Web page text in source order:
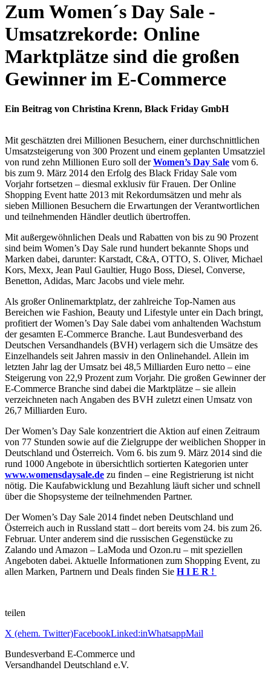
Zum Women´s Day Sale -
Umsatzrekorde: Online
Marktplätze sind die großen
Gewinner im E-Commerce
Ein Beitrag von Christina Krenn, Black Friday GmbH
Mit geschätzten drei Millionen Besuchern, einer durchschnittlichen
Umsatzsteigerung von 300 Prozent und einem geplanten Umsatzziel
von rund zehn Millionen Euro soll derWomen’s Day Sale vom 6.
bis zum 9. März 2014 den Erfolg des Black Friday Sale vom
Vorjahr fortsetzen – diesmal exklusiv für Frauen. Der Online
Shopping Event hatte 2013 mit Rekordumsätzen und mehr als
sieben Millionen Besuchern die Erwartungen der Verantwortlichen
und teilnehmenden Händler deutlich übertroffen.
Mit außergewöhnlichen Deals und Rabatten von bis zu 90 Prozent
sind beim Women’s Day Sale rund hundert bekannte Shops und
Marken dabei, darunter: Karstadt, C&A, OTTO, S. Oliver, Michael
Kors, Mexx, Jean Paul Gaultier, Hugo Boss, Diesel, Converse,
Benetton, Adidas, Marc Jacobs und viele mehr.
Als großer Onlinemarktplatz, der zahlreiche Top-Namen aus
Bereichen wie Fashion, Beauty und Lifestyle unter ein Dach bringt,
profitiert der Women’s Day Sale dabei vom anhaltenden Wachstum
der gesamten E-Commerce Branche. Laut Bundesverband des
Deutschen Versandhandels (BVH) verlagern sich die Umsätze des
Einzelhandels seit Jahren massiv in den Onlinehandel. Allein im
letzten Jahr lag der Umsatz bei 48,5 Milliarden Euro netto – eine
Steigerung von 22,9 Prozent zum Vorjahr. Die großen Gewinner der
E-Commerce Branche sind dabei die Marktplätze – sie allein
verzeichneten nach Angaben des BVH zuletzt einen Umsatz von
26,7 Milliarden Euro.
Der Women’s Day Sale konzentriert die Aktion auf einen Zeitraum
von 77 Stunden sowie auf die Zielgruppe der weiblichen Shopper in
Deutschland und Österreich. Vom 6. bis zum 9. März 2014 sind die
rund 1000 Angebote in übersichtlich sortierten Kategorien unter
www.womensdaysale.de zu finden – eine Registrierung ist nicht
nötig. Die Kaufabwicklung und Bezahlung läuft sicher und schnell
über die Shopsysteme der teilnehmenden Partner.
Der Women’s Day Sale 2014 findet neben Deutschland und
Österreich auch in Russland statt – dort bereits vom 24. bis zum 26.
Februar. Unter anderem sind die russischen Gegenstücke zu
Zalando und Amazon – LaModa und Ozon.ru – mit speziellen
Angeboten dabei. Aktuelle Informationen zum Shopping Event, zu
allen Marken, Partnern und Deals finden Sie H I E R !
teilen
X (ehem. Twitter)FacebookLinked:inWhatsappMail
Bundesverband E-Commerce und
Versandhandel Deutschland e.V.